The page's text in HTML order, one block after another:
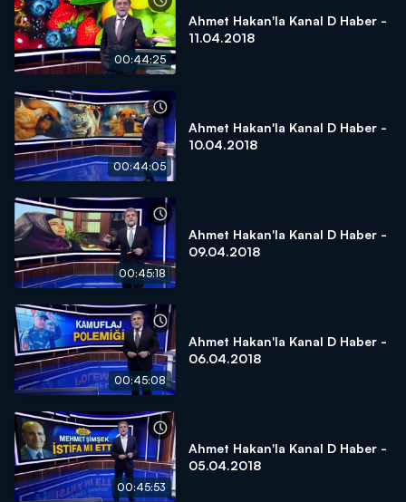
00:44:25
Ahmet Hakan'la Kanal D Haber -
11.04.2018
00:44:05
Ahmet Hakan'la Kanal D Haber -
10.04.2018
00:45:18
Ahmet Hakan'la Kanal D Haber -
09.04.2018
00:45:08
Ahmet Hakan'la Kanal D Haber -
06.04.2018
00:45:53
Ahmet Hakan'la Kanal D Haber -
05.04.2018